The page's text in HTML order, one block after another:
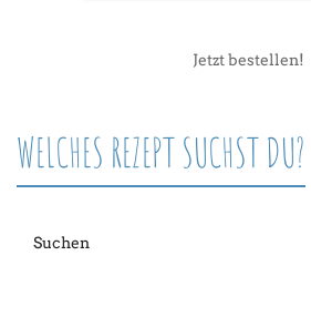
Jetzt bestellen!
WELCHES REZEPT SUCHST DU?